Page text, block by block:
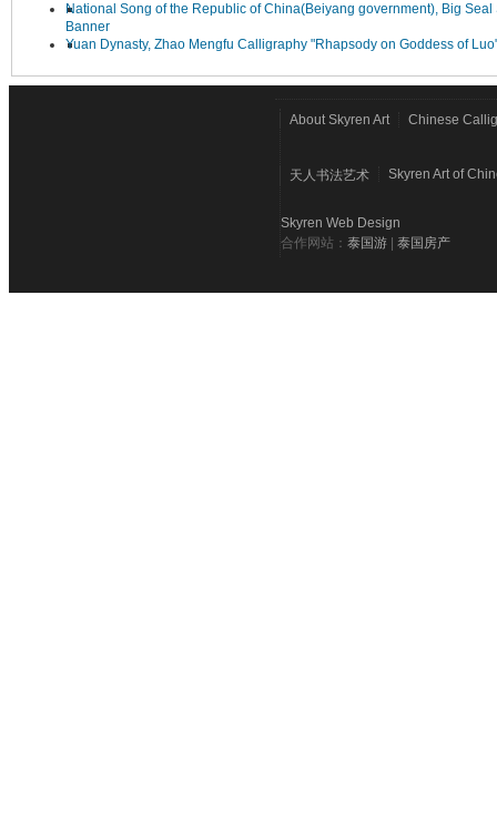
National Song of the Republic of China(Beiyang government), Big Seal
Banner
Yuan Dynasty, Zhao Mengfu Calligraphy "Rhapsody on Goddess of
About Skyren Art Chinese
天人书法艺术 Skyren Art of
Skyren Web Design
合作网站： 泰国游 泰国房产